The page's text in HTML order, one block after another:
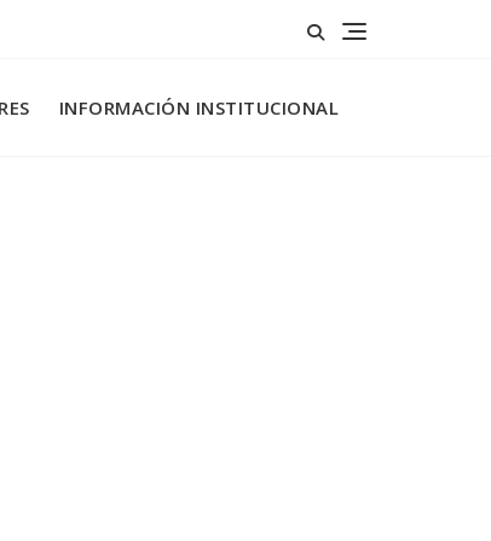
INFORMACIÓN INSTITUCIONAL